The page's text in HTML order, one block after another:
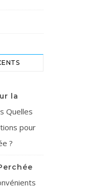
la
Quelles
pour
?